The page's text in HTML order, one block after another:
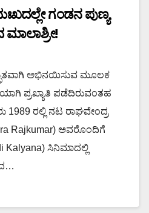
ಗಂಡನ ಪುಣ್ಯ
ಅಭಿನಯಿಸುವ ಮೂಲಕ
ಪ್ರಖ್ಯಾತಿ ಪಡೆದಿರುವಂತಹ
1989 ರಲ್ಲಿ ನಟ ರಾಘವೇಂದ್ರ
Rajkumar) ಅವರೊಂದಿಗೆ
Kalyana) ಸಿನಿಮಾದಲ್ಲಿ